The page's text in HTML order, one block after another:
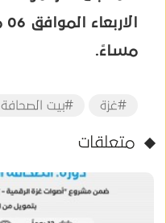
مساءً.
#غزة #بيت الصحافة
متعلقات